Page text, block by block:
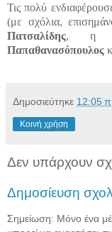
Τις πολύ
(με σχόλια,
Πατσαλίδης, η
Παπαθανασόπουλος
Δημοσιεύτηκε 12:05
Κοινή χρήση
Δεν υπάρχουν
Δημοσίευση
Σημείωση: Μόνο ένα